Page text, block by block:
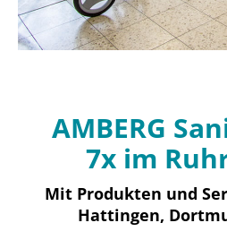
AMBERG
7x im
Mit Produkten und
Hattingen,